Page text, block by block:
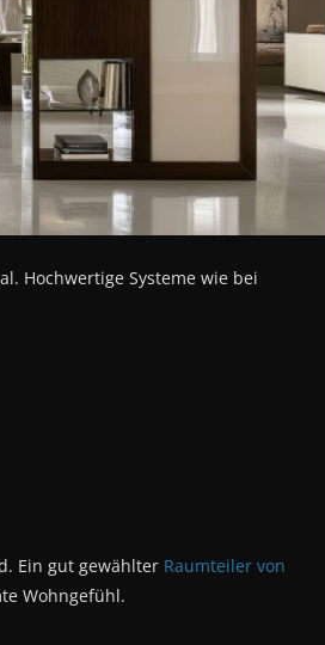
Hochwertige Systeme wie bei
Ein gut gewählter Raumteiler von
Wohngefühl.